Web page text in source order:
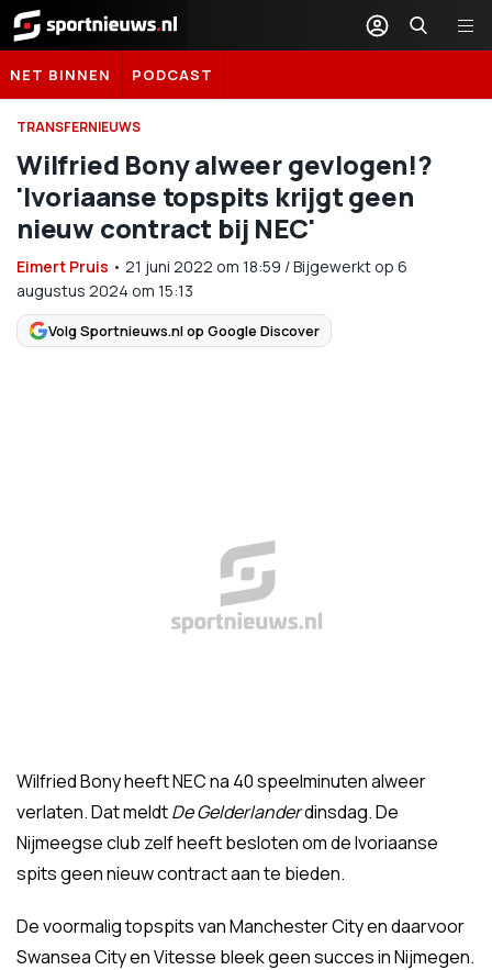
Sportnieuws.nl
NET BINNEN PODCAST
TRANSFERNIEUWS
Wilfried Bony alweer gevlogen!?
'Ivoriaanse topspits krijgt geen
nieuw contract bij NEC'
Eimert Pruis • 21 juni 2022 om 18:59 /Bijgewerkt op 6
augustus 2024 om 15:13
Volg Sportnieuws.nl op Google Discover
Wilfried Bony heeft NEC na 40 speelminuten alweer
verlaten. Dat meldtDe Gelderlanderdinsdag. De
Nijmeegse club zelf heeft besloten om de Ivoriaanse
spits geen nieuw contract aan te bieden.
De voormalig topspits van Manchester City en daarvoor
Swansea City en Vitesse bleek geen succes in Nijmegen.